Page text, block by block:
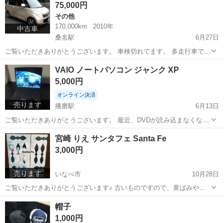
お気軽...
中古車
75,000円
その他
170,000km
2010年
桑名駅
6月27日
ご覧いただきありがとうございます。 車検切れてます。 多走行車です
が特に壊れているところないです。 自分で車検できる方はお買い得だ
と思います。 ホイール・タイヤは別のものにします。 宜しくお願いし
ます。
三重 桑名市 その他
売ります
VAIO ノートパソコン ジャンク XP
5,000円
オンライン決済
播磨駅
6月13日
ご覧いただきありがとうございます。 最近、DVDが読み込まなくなり
ました。 宜しくお願いします。
三重 桑名市 播磨駅 その他
売ります
宮崎 りえ サンタフェ Santa Fe
3,000円
いなべ市
10月28日
ご覧いただきありがとうございます♪ 古いものですので、黄ばみや汚
れなどあります。 取りに来れる方宜しくお願いしますm(__)m
090.3936.5864
三重 いなべ市
帽子
1,000円